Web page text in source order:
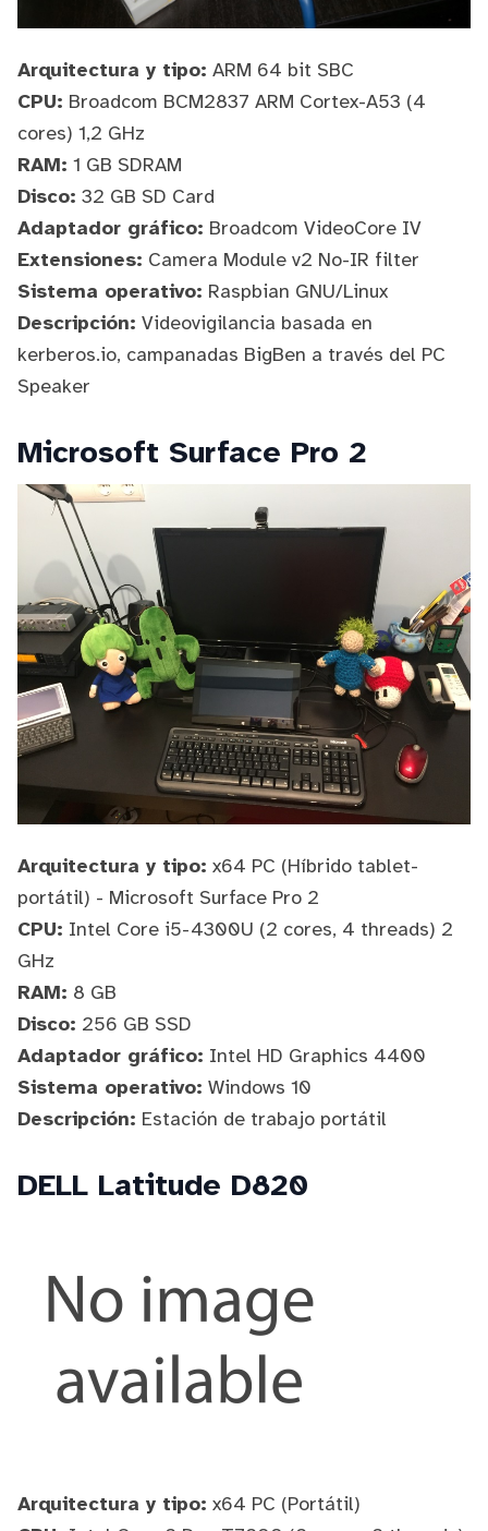
Arquitectura y tipo: ARM 64 bit SBC
CPU: Broadcom BCM2837 ARM Cortex-A53 (4
cores) 1,2 GHz
RAM: 1 GB SDRAM
Disco: 32 GB SD Card
Adaptador gráfico: Broadcom VideoCore IV
Extensiones: Camera Module v2 No-IR filter
Sistema operativo: Raspbian GNU/Linux
Descripción: Videovigilancia basada en
kerberos.io, campanadas BigBen a través del PC
Speaker
Microsoft Surface Pro 2
Arquitectura y tipo: x64 PC (Híbrido tablet-
portátil) - Microsoft Surface Pro 2
CPU: Intel Core i5-4300U (2 cores, 4 threads) 2
GHz
RAM: 8 GB
Disco: 256 GB SSD
Adaptador gráfico: Intel HD Graphics 4400
Sistema operativo: Windows 10
Descripción: Estación de trabajo portátil
DELL Latitude D820
Arquitectura y tipo: x64 PC (Portátil)